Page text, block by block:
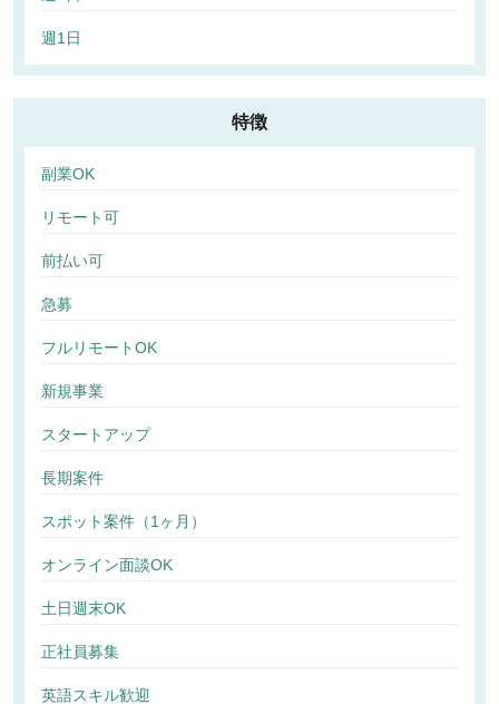
週1日
特徴
副業OK
リモート可
前払い可
急募
フルリモートOK
新規事業
スタートアップ
長期案件
スポット案件（1ヶ月）
オンライン面談OK
土日週末OK
正社員募集
英語スキル歓迎